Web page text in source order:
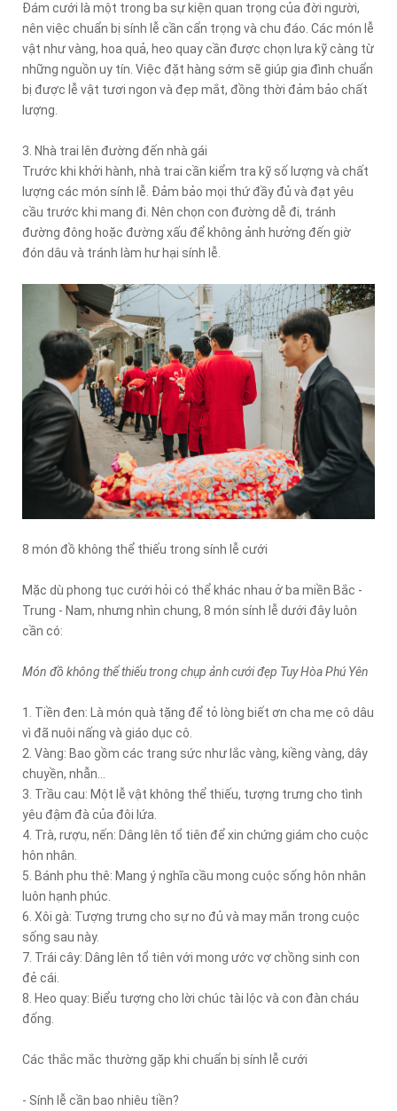
Đám cưới là một trong ba sự kiện quan trọng của đời người,
nên việc chuẩn bị sính lễ cần cẩn trọng và chu đáo. Các món lễ
vật như vàng, hoa quả, heo quay cần được chọn lựa kỹ càng từ
những nguồn uy tín. Việc đặt hàng sớm sẽ giúp gia đình chuẩn
bị được lễ vật tươi ngon và đẹp mắt, đồng thời đảm bảo chất
lượng.
3. Nhà trai lên đường đến nhà gái
Trước khi khởi hành, nhà trai cần kiểm tra kỹ số lượng và chất
lượng các món sính lễ. Đảm bảo mọi thứ đầy đủ và đạt yêu
cầu trước khi mang đi. Nên chọn con đường dễ đi, tránh
đường đông hoặc đường xấu để không ảnh hưởng đến giờ
đón dâu và tránh làm hư hại sính lễ.
8 món đồ không thể thiếu trong sính lễ cưới
Mặc dù phong tục cưới hỏi có thể khác nhau ở ba miền Bắc -
Trung - Nam, nhưng nhìn chung, 8 món sính lễ dưới đây luôn
cần có:
Món đồ không thể thiếu trong chụp ảnh cưới đẹp Tuy Hòa Phú Yên
1. Tiền đen: Là món quà tặng để tỏ lòng biết ơn cha mẹ cô dâu
vì đã nuôi nấng và giáo dục cô.
2. Vàng: Bao gồm các trang sức như lắc vàng, kiềng vàng, dây
chuyền, nhẫn...
3. Trầu cau: Một lễ vật không thể thiếu, tượng trưng cho tình
yêu đậm đà của đôi lứa.
4. Trà, rượu, nến: Dâng lên tổ tiên để xin chứng giám cho cuộc
hôn nhân.
5. Bánh phu thê: Mang ý nghĩa cầu mong cuộc sống hôn nhân
luôn hạnh phúc.
6. Xôi gà: Tượng trưng cho sự no đủ và may mắn trong cuộc
sống sau này.
7. Trái cây: Dâng lên tổ tiên với mong ước vợ chồng sinh con
đẻ cái.
8. Heo quay: Biểu tượng cho lời chúc tài lộc và con đàn cháu
đống.
Các thắc mắc thường gặp khi chuẩn bị sính lễ cưới
- Sính lễ cần bao nhiêu tiền?